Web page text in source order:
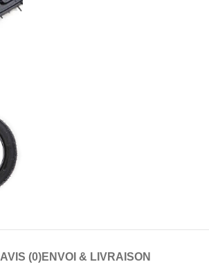
AVIS (0)ENVOI & LIVRAISON